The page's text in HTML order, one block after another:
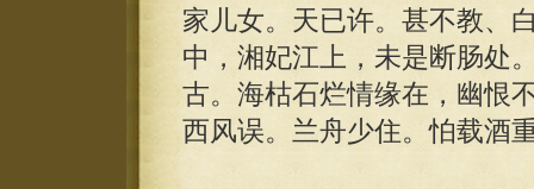
家儿女。天已许。甚不教、
中，湘妃江上，未是断肠处
古。海枯石烂情缘在，幽恨
西风误。兰舟少住。怕载酒